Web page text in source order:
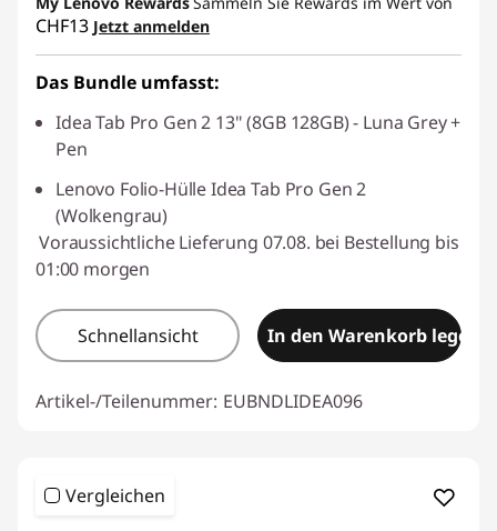
CHF13 Jetzt anmelden
Das Bundle umfasst:
Idea Tab Pro Gen 2 13" (8GB 128GB) - Luna Grey +
Pen
Lenovo Folio-Hülle Idea Tab Pro Gen 2
(Wolkengrau)
Voraussichtliche Lieferung 07.08. bei Bestellung bis
01:00 morgen
Schnellansicht In den Warenkorb legen
Artikel-/Teilenummer: EUBNDLIDEA096
Vergleichen